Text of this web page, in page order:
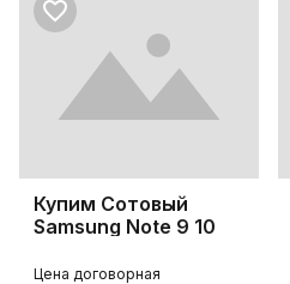
Купим Сотовый
Samsung Note 9 10
Цена договорная